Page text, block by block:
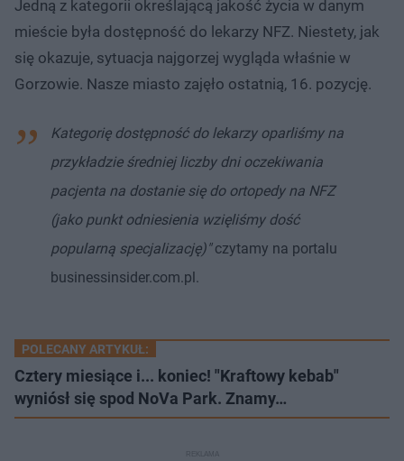
Jedną z kategorii określającą jakość życia w danym
mieście była dostępność do lekarzy NFZ. Niestety, jak
się okazuje, sytuacja najgorzej wygląda właśnie w
Gorzowie. Nasze miasto zajęło ostatnią, 16. pozycję.
Kategorię dostępność do lekarzy oparliśmy na
przykładzie średniej liczby dni oczekiwania
pacjenta na dostanie się do ortopedy na NFZ
(jako punkt odniesienia wzięliśmy dość
popularną specjalizację)"czytamy na portalu
businessinsider.com.pl.
POLECANY ARTYKUŁ:
Cztery miesiące i... koniec! "Kraftowy kebab"
wyniósł się spod NoVa Park. Znamy…